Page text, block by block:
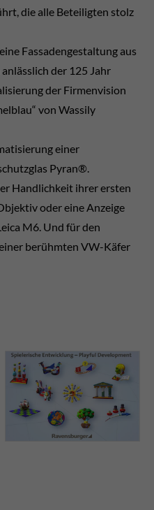
consectetuer adipiscing
dolor. Aenean massa.
et magnis dis
mus. Donec
die alle Beteiligten stolz
Fassadengestaltung aus
der 125 Jahr
der Firmenvision
von Wassily
einer
Pyran®.
Handlichkeit ihrer ersten
oder eine Anzeige
M6. Und für den
berühmten VW-Käfer
RAVENSBURGER AG,
„Vision 2020“, Keyvisuals,
Art Direction: Tom Ring,
Illustration: Joachim Krause.